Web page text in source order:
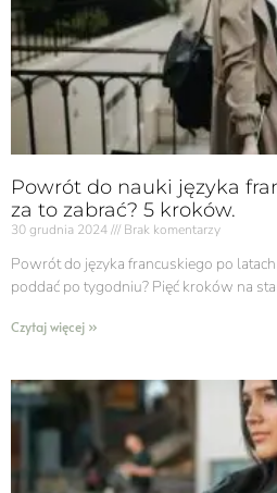
Powrót do nauki języka
za to zabrać? 5 kroków.
30 grudnia 2024 Brak komentarzy
Powrót do języka francuskiego po latach
poddać po tygodniu? Pięć kroków na
Czytaj więcej »